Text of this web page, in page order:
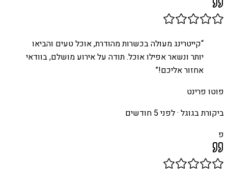
“קייטרינג מעולה בכשרות מהודרת, אוכל טעים והביאו
יותר ונשאר אפילו אוכל. תודה על אירוע מושלם, בוודאי
אחזור אליכם!”
פוטו פרינט
ביקורת בגוגל ·לפני 5 חודשים
פ